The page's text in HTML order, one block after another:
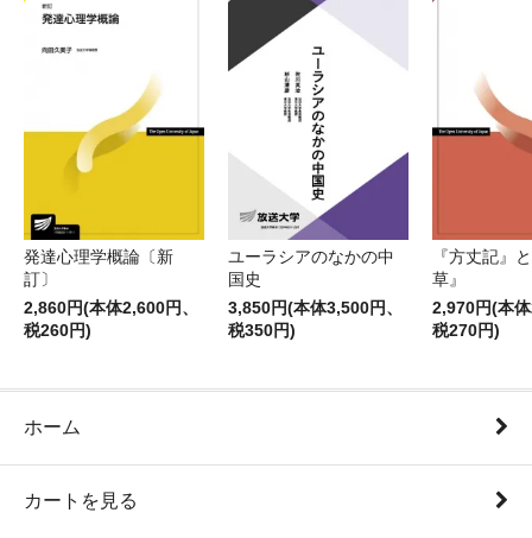
発達心理学概論〔新
訂〕
2,860円(本体2,600円、
税260円)
ユーラシアのなかの中
国史
3,850円(本体3,500円、
税350円)
『方丈記』
草』
2,970円(本
税270円)
ホーム
カートを見る